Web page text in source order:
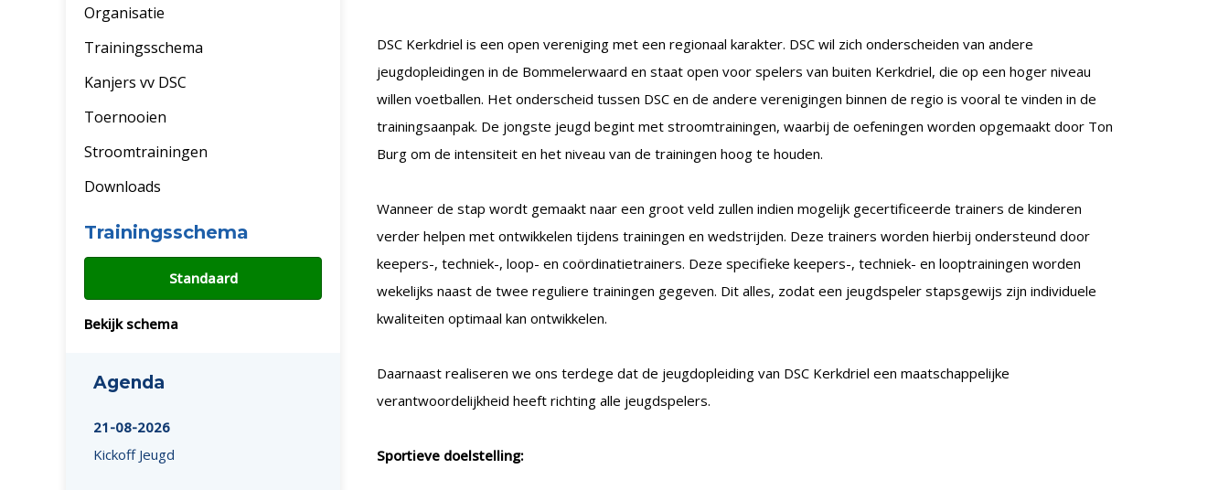
Organisatie
Trainingsschema
Kanjers vv DSC
Toernooien
Stroomtrainingen
Downloads
Trainingsschema
Standaard
Bekijk schema
Agenda
21-08-2026
Kickoff Jeugd
DSC Kerkdriel is een open vereniging met een regionaal karakter. DSC wil zich onderscheiden van andere
jeugdopleidingen in de Bommelerwaard en staat open voor spelers van buiten Kerkdriel, die op een hoger niveau
willen voetballen. Het onderscheid tussen DSC en de andere verenigingen binnen de regio is vooral te vinden in de
trainingsaanpak. De jongste jeugd begint met stroomtrainingen, waarbij de oefeningen worden opgemaakt door Ton
Burg om de intensiteit en het niveau van de trainingen hoog te houden.
Wanneer de stap wordt gemaakt naar een groot veld zullen indien mogelijk gecertificeerde trainers de kinderen
verder helpen met ontwikkelen tijdens trainingen en wedstrijden. Deze trainers worden hierbij ondersteund door
keepers-, techniek-, loop- en coördinatietrainers. Deze specifieke keepers-, techniek- en looptrainingen worden
wekelijks naast de twee reguliere trainingen gegeven. Dit alles, zodat een jeugdspeler stapsgewijs zijn individuele
kwaliteiten optimaal kan ontwikkelen.
Daarnaast realiseren we ons terdege dat de jeugdopleiding van DSC Kerkdriel een maatschappelijke
verantwoordelijkheid heeft richting alle jeugdspelers.
Sportieve doelstelling: